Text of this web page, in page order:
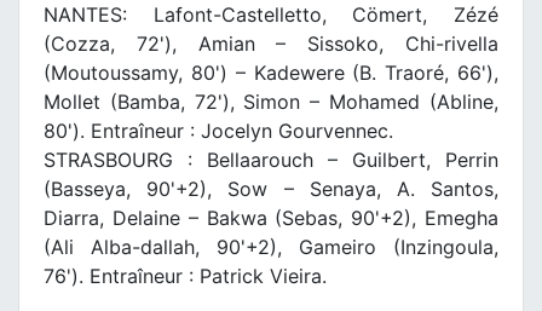
NANTES: Lafont-Castelletto, Cömert, Zézé
(Cozza, 72'), Amian – Sissoko, Chi-rivella
(Moutoussamy, 80') – Kadewere (B. Traoré, 66'),
Mollet (Bamba, 72'), Simon – Mohamed (Abline,
80'). Entraîneur : Jocelyn Gourvennec.
STRASBOURG : Bellaarouch – Guilbert, Perrin
(Basseya, 90'+2), Sow – Senaya, A. Santos,
Diarra, Delaine – Bakwa (Sebas, 90'+2), Emegha
(Ali Alba-dallah, 90'+2), Gameiro (Inzingoula,
76'). Entraîneur : Patrick Vieira.